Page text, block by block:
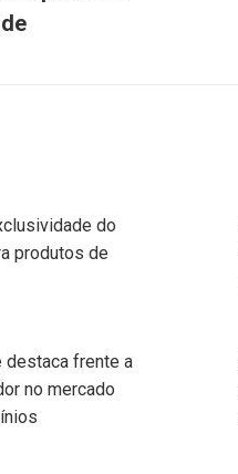
do
produtos de
destaca frente a
no mercado